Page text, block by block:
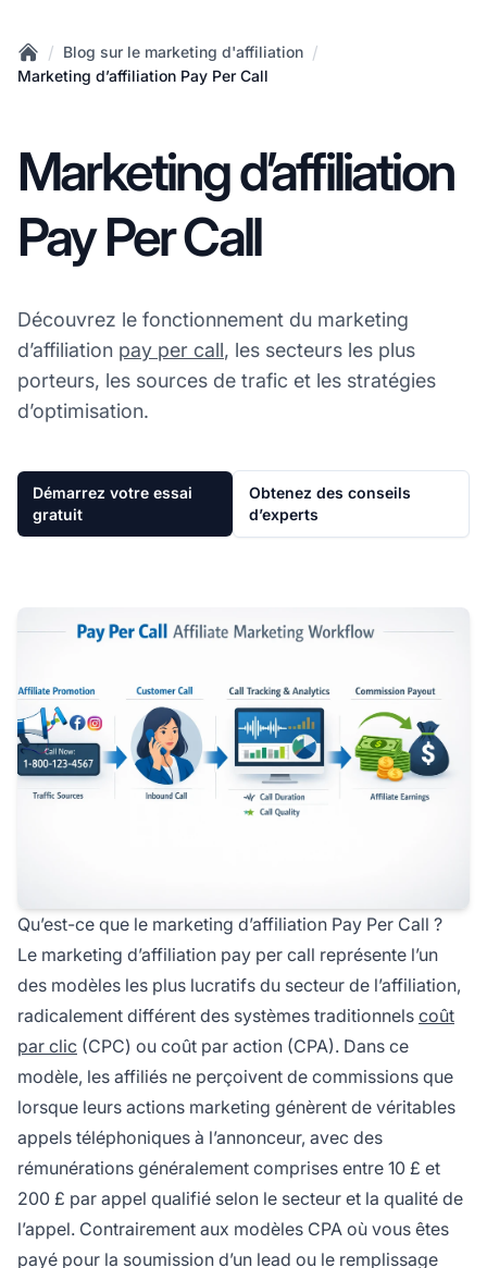
Home
/ Blog sur le marketing d'affiliation /
Marketing d’affiliation Pay Per Call
Marketing d’affiliation
Pay Per Call
Découvrez le fonctionnement du marketing
d’affiliation pay per call, les secteurs les plus
porteurs, les sources de trafic et les stratégies
d’optimisation.
Démarrez votre essai
gratuit
Obtenez des conseils
d’experts
Qu’est-ce que le marketing d’affiliation Pay Per Call ?
Le marketing d’affiliation pay per call représente l’un
des modèles les plus lucratifs du secteur de l’affiliation,
radicalement différent des systèmes traditionnels coût
par clic (CPC) ou coût par action (CPA). Dans ce
modèle, les affiliés ne perçoivent de commissions que
lorsque leurs actions marketing génèrent de véritables
appels téléphoniques à l’annonceur, avec des
rémunérations généralement comprises entre 10 £ et
200 £ par appel qualifié selon le secteur et la qualité de
l’appel. Contrairement aux modèles CPA où vous êtes
payé pour la soumission d’un lead ou le remplissage